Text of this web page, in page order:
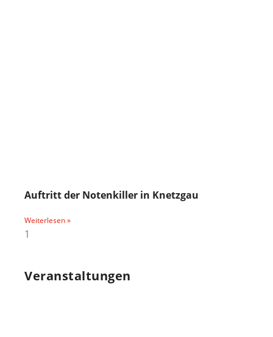
Auftritt der Notenkiller in Knetzgau
Weiterlesen »
Veranstaltungen